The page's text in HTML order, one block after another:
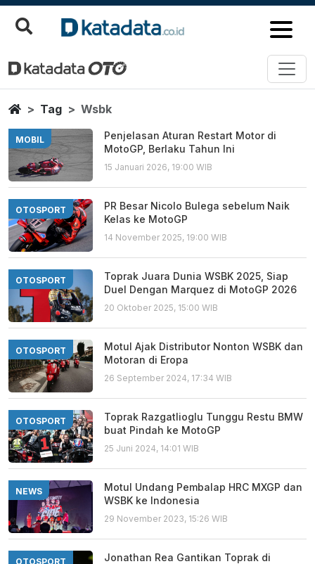
Wsbk
Berita Terbaru
HomeTag Wsbk
MOBIL
Penjelasan Aturan Restart Motor di
MotoGP, Berlaku Tahun Ini
15 Januari 2026, 19:00 WIB
OTOSPORT
PR Besar Nicolo Bulega sebelum Naik
Kelas ke MotoGP
14 November 2025, 19:00 WIB
OTOSPORT
Toprak Juara Dunia WSBK 2025, Siap
Duel Dengan Marquez di MotoGP 2026
20 Oktober 2025, 15:00 WIB
OTOSPORT
Motul Ajak Distributor Nonton WSBK dan
Motoran di Eropa
26 September 2024, 17:34 WIB
OTOSPORT
Toprak Razgatlioglu Tunggu Restu BMW
buat Pindah ke MotoGP
25 Juni 2024, 14:01 WIB
NEWS
Motul Undang Pembalap HRC MXGP dan
WSBK ke Indonesia
29 November 2023, 15:26 WIB
OTOSPORT
Jonathan Rea Gantikan Toprak di